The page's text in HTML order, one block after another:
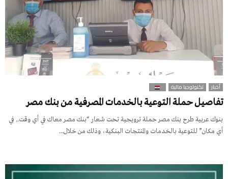
أخبار تكنولوجيا مالية
تفاصيل حملة التوعية بالخدمات المصرفية من بنك مصر
بنوك عربية طرح بنك مصر حملة ترويجية تحت شعار “بنك مصر معاك في أي وقت.. في
أي مكان” للتوعية بالخدمات والمنتجات البنكية، وذلك من خلال...